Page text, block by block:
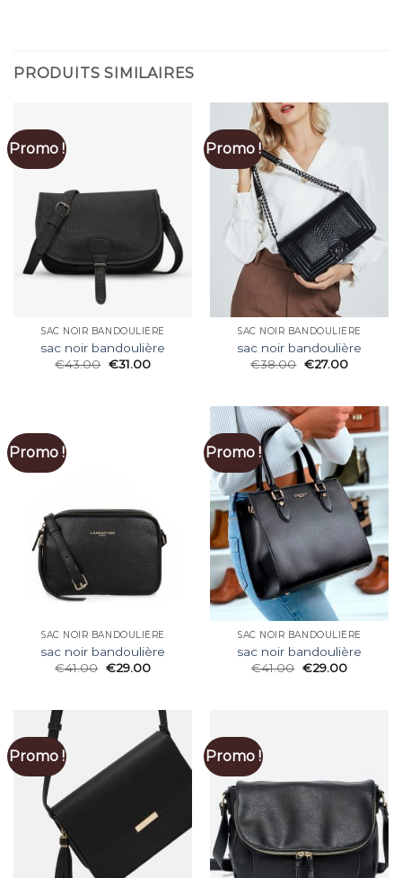
PRODUITS SIMILAIRES
Promo !
SAC NOIR BANDOULIÈRE
sac noir bandoulière
€43.00 €31.00
Promo !
SAC NOIR BANDOULIÈRE
sac noir bandoulière
€38.00 €27.00
Promo !
SAC NOIR BANDOULIÈRE
sac noir bandoulière
€41.00 €29.00
Promo !
SAC NOIR BANDOULIÈRE
sac noir bandoulière
€41.00 €29.00
Promo ! Promo !